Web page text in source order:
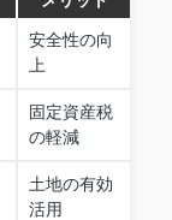
安全性の向
上
固定資産税
の軽減
土地の有効
活用